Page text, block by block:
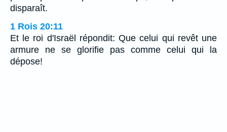
disparaît.
1 Rois 20:11
Et le roi d'Israël répondit: Que celui qui revêt une
armure ne se glorifie pas comme celui qui la
dépose!